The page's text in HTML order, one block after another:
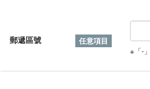
郵遞區號
※「-